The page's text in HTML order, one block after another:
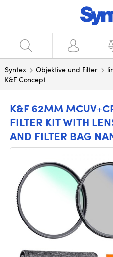
Syntex Objektive und Filter
K&F Concept
K&F 62MM
FILTER KIT WITH
AND FILTER BAG